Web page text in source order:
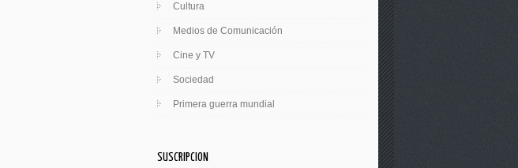
Cultura
Medios de Comunicación
Cine y TV
Sociedad
Primera guerra mundial
SUSCRIPCION